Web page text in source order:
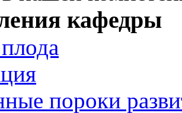
кафедры
пороки